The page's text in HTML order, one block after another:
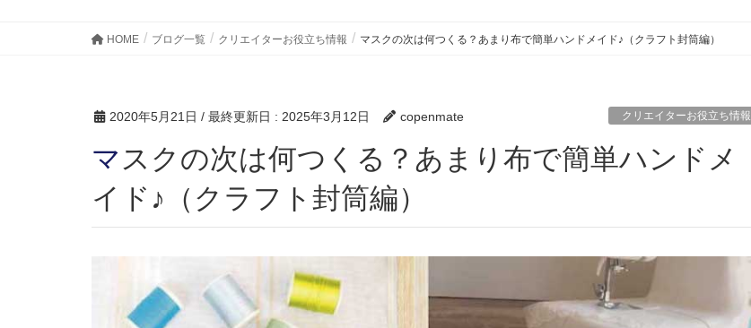
HOME ブログ一覧 クリエイターお役立ち情報 マスクの次は何つくる？あまり布で簡単ハンドメイド♪（クラフト封筒編）
2020年5月21日 / 最終更新日 : 2025年3月12日 copenmate クリエイターお役立ち情報
マスクの次は何つくる？あまり布で簡単ハンドメ
イド♪（クラフト封筒編）